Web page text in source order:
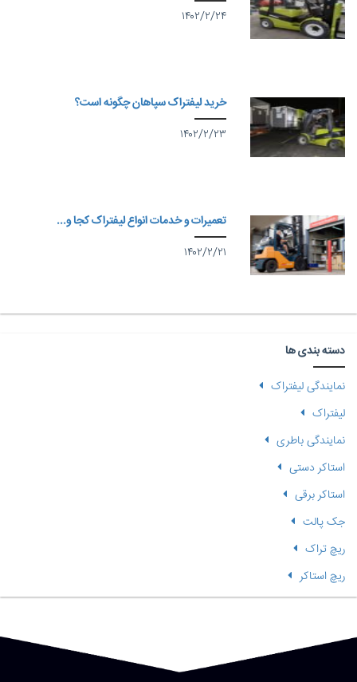
۱۴۰۲/۲/۲۴
خرید لیفتراک سپاهان چگونه است؟
۱۴۰۲/۲/۲۳
تعمیرات و خدمات انواع لیفتراک کجا و...
۱۴۰۲/۲/۲۱
دسته بندی ها
نمایندگی لیفتراک
لیفتراک
نمایندگی باطری
استاکر دستی
استاکر برقی
جک پالت
ریچ تراک
ریچ استاکر